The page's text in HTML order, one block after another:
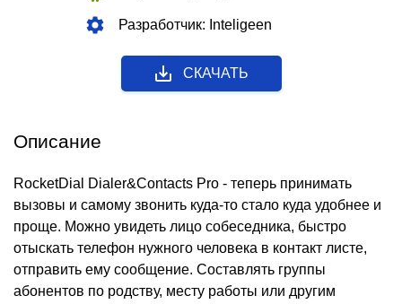
Разработчик: Inteligeen
СКАЧАТЬ
Описание
RocketDial Dialer&Contacts Pro - теперь принимать
вызовы и самому звонить куда-то стало куда удобнее и
проще. Можно увидеть лицо собеседника, быстро
отыскать телефон нужного человека в контакт листе,
отправить ему сообщение. Составлять группы
абонентов по родству, месту работы или другим